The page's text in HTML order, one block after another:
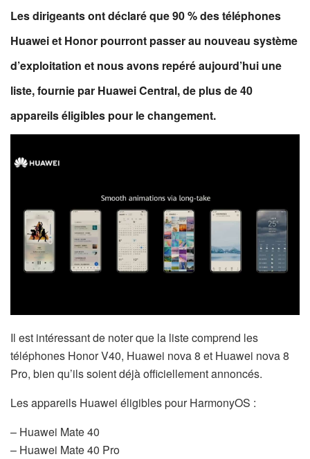
Les dirigeants ont déclaré que 90 % des téléphones
Huawei et Honor pourront passer au nouveau système
d’exploitation et nous avons repéré aujourd’hui une
liste, fournie par Huawei Central, de plus de 40
appareils éligibles pour le changement.
Il est intéressant de noter que la liste comprend les
téléphones Honor V40, Huawei nova 8 et Huawei nova 8
Pro, bien qu’ils soient déjà officiellement annoncés.
Les appareils Huawei éligibles pour HarmonyOS :
– Huawei Mate 40
– Huawei Mate 40 Pro